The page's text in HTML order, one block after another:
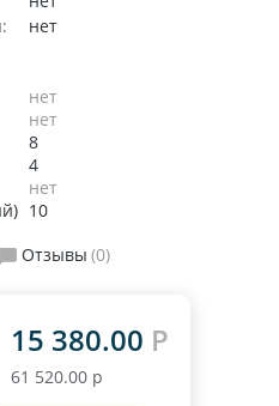
нет
нет
нет
8
4
нет
10
Отзывы (0)
15 380.00 Р
61 520.00 р